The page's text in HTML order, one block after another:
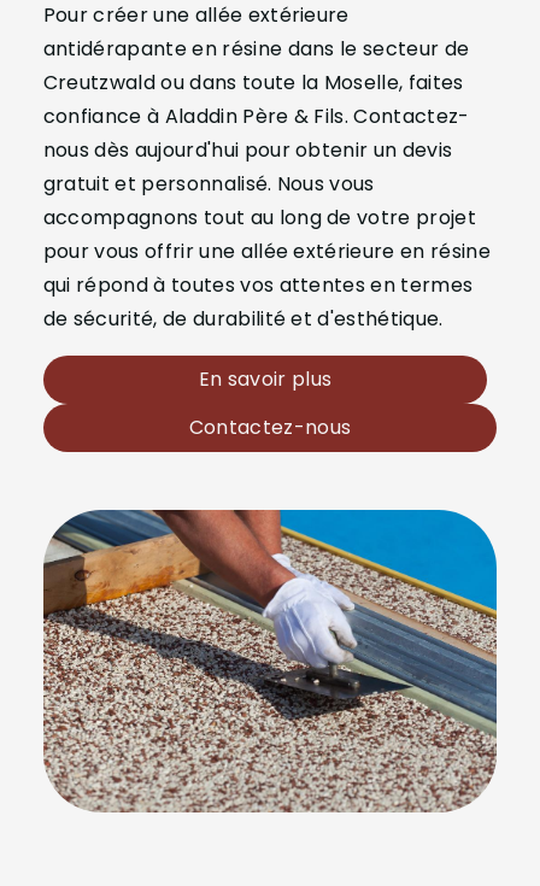
Pour créer une allée extérieure
antidérapante en résine dans le secteur de
Creutzwald ou dans toute la Moselle, faites
confiance à Aladdin Père & Fils. Contactez-
nous dès aujourd'hui pour obtenir un devis
gratuit et personnalisé. Nous vous
accompagnons tout au long de votre projet
pour vous offrir une allée extérieure en résine
qui répond à toutes vos attentes en termes
de sécurité, de durabilité et d'esthétique.
En savoir plus
Contactez-nous